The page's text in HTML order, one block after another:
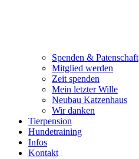
Spenden & Patenschaft
Mitglied werden
Zeit spenden
Mein letzter Wille
Neubau Katzenhaus
Wir danken
Tierpension
Hundetraining
Infos
Kontakt